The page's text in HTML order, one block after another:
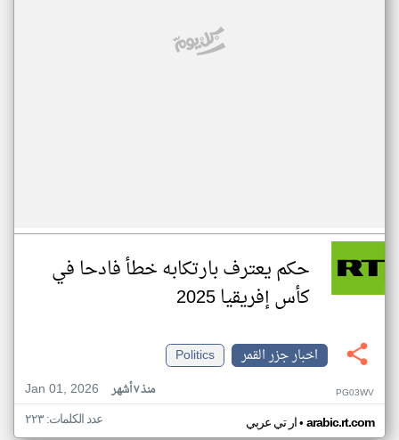
حكم يعترف بارتكابه خطأ فادحا في
كأس إفريقيا 2025
اخبار جزر القمر
Politics
Jan 01, 2026
منذ ٧ أشهر PG03WV
ار تي عربي• arabic.rt.com عدد الكلمات: ٢٢٣